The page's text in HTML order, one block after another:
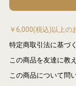
￥6,000(税込)以上の
特定商取引法に基づ
この商品を友達に教
この商品について問